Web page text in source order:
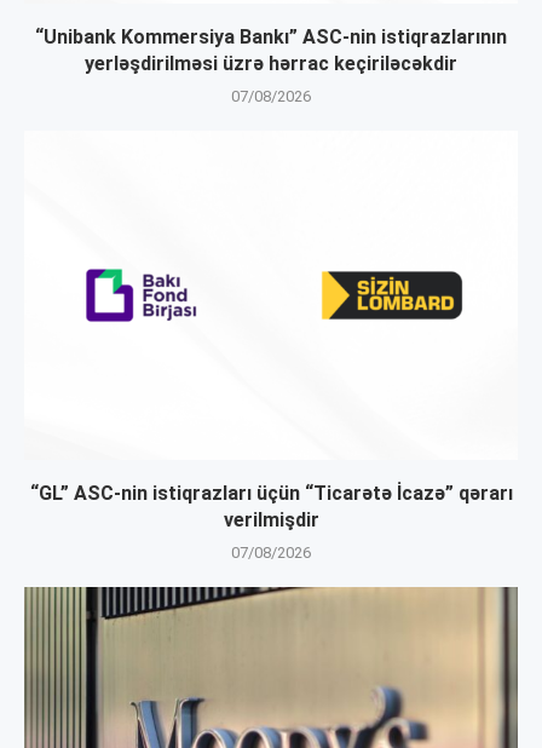
“Unibank Kommersiya Bankı” ASC-nin istiqrazlarının
yerləşdirilməsi üzrə hərrac keçiriləcəkdir
07/08/2026
“GL” ASC-nin istiqrazları üçün “Ticarətə İcazə” qərarı
verilmişdir
07/08/2026